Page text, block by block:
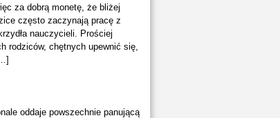
za dobrą monetę, że bliżej
często zaczynają pracę z
nauczycieli. Prościej
rodziców, chętnych upewnić się,
oddaje powszechnie panującą